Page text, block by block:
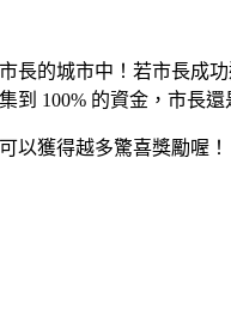
的城市中！若市長成
100% 的資金，市長
以獲得越多驚喜獎勵喔！